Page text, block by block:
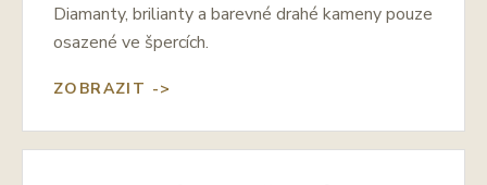
Diamanty, brilianty a barevné drahé kameny pouze
osazené ve špercích.
ZOBRAZIT ->